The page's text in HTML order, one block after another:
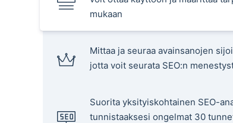
mukaan
Mittaa ja seuraa avainsanojen
jotta voit seurata SEO:n
Suorita yksityiskohtainen SEO-
tunnistaaksesi ongelmat 30